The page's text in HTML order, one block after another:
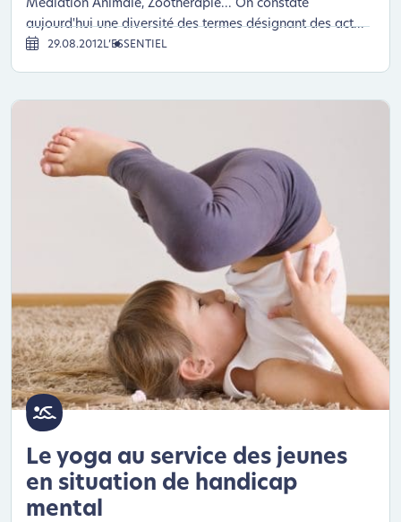
Médiation Animale, Zoothérapie... On constate
aujourd'hui une diversité des termes désignant des act...
29.08.2012L’ESSENTIEL
Le yoga au service des jeunes
en situation de handicap
mental